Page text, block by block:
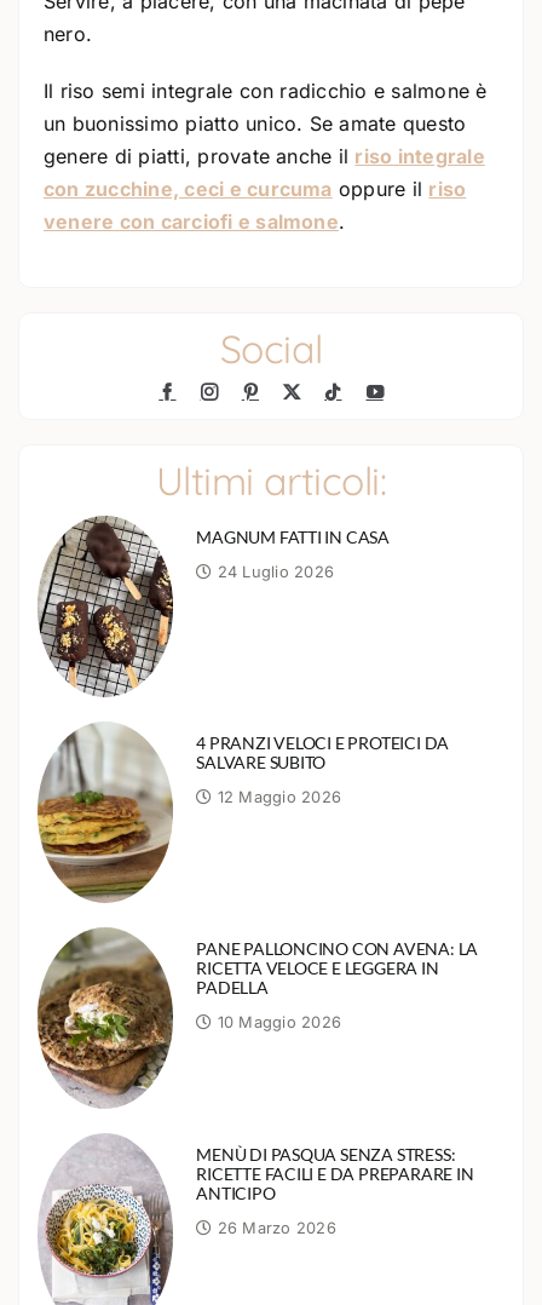
nero.
Il riso semi integrale con radicchio e salmone è
un buonissimo piatto unico. Se amate questo
genere di piatti, provate anche il riso integrale
con zucchine, ceci e curcuma oppure il riso
venere con carciofi e salmone.
Social
Ultimi articoli:
MAGNUM FATTI IN CASA
24 Luglio 2026
4 PRANZI VELOCI E PROTEICI DA
SALVARE SUBITO
12 Maggio 2026
PANE PALLONCINO CON AVENA: LA
RICETTA VELOCE E LEGGERA IN
PADELLA
10 Maggio 2026
MENÙ DI PASQUA SENZA STRESS:
RICETTE FACILI E DA PREPARARE IN
ANTICIPO
26 Marzo 2026